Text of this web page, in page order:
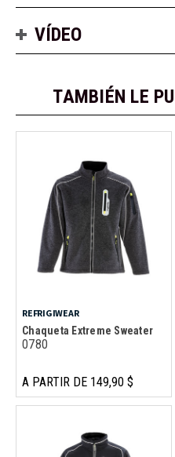
VÍDEO
TAMBIÉN LE
REFRIGIWEAR
Chaqueta Extreme Sweater
0780
A PARTIR DE 149,90 $